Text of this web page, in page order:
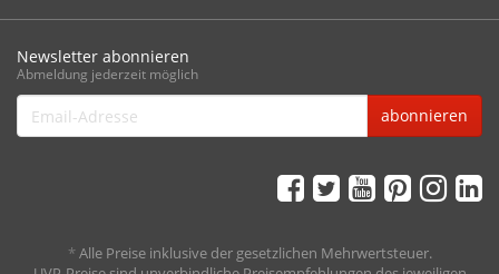
Newsletter abonnieren
Abmeldung jederzeit möglich
Email-
Adresse
abonnieren
*Alle Preise inklusive der gesetzlichen Mehrwertsteuer.